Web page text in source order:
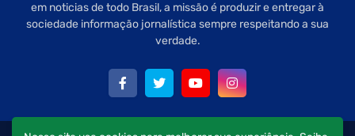
em noticias de todo Brasil, a missão é produzir e entregar à
sociedade informação jornalística sempre respeitando a sua
verdade.